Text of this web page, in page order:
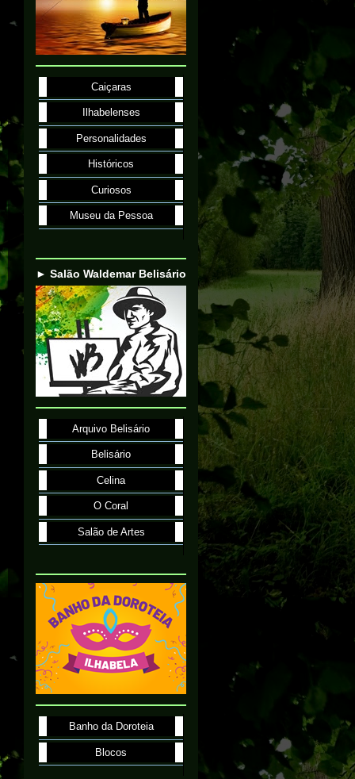
Caiçaras
Ilhabelenses
Personalidades
Históricos
Curiosos
Museu da Pessoa
► Salão Waldemar Belisário
Arquivo Belisário
Belisário
Celina
O Coral
Salão de Artes
Banho da Doroteia
Blocos